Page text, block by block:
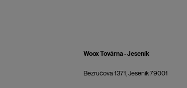
Woox Továrna - Jeseník
Bezručova 1371, Jeseník 79001